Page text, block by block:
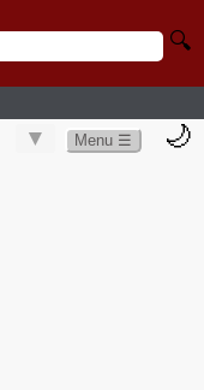
🔍
▼ Menu ☰ 🌙